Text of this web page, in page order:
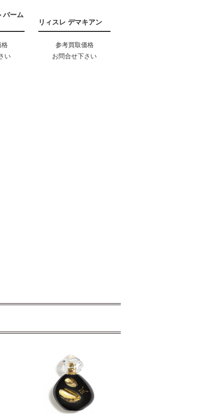
バーム
格
い
リィスレ デマキアン
参考買取価格
お問合せ下さい